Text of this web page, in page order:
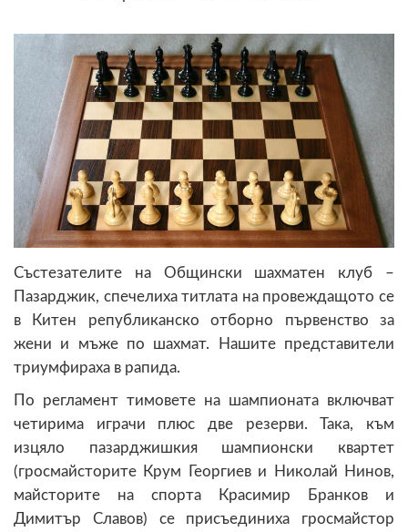
Състезателите на Общински шахматен клуб –
Пазарджик, спечелиха титлата на провеждащото се
в Китен републиканско отборно първенство за
жени и мъже по шахмат. Нашите представители
триумфираха в рапида.
По регламент тимовете на шампионата включват
четирима играчи плюс две резерви. Така, към
изцяло пазарджишкия шампионски квартет
(гросмайсторите Крум Георгиев и Николай Нинов,
майсторите на спорта Красимир Бранков и
Димитър Славов) се присъединиха гросмайстор